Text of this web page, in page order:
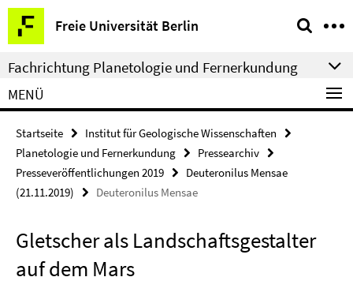
Springe
direkt
zu
Inhalt
Freie Universität Berlin
Service-
Navigation
Fachrichtung Planetologie und Fernerkundung
MENÜ
Startseite
Institut für Geologische Wissenschaften
Planetologie und Fernerkundung
Pressearchiv
Presseveröffentlichungen 2019
Deuteronilus Mensae
(21.11.2019)
Deuteronilus Mensae
Gletscher als Landschaftsgestalter
auf dem Mars